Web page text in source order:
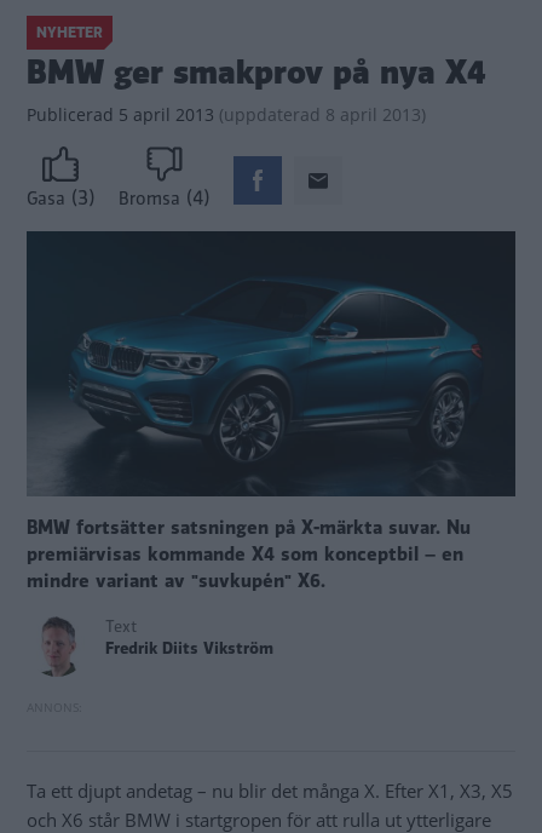
NYHETER
BMW ger smakprov på nya X4
Publicerad 5 april 2013 (uppdaterad 8 april 2013)
Gasa (3) Bromsa (4)
BMW fortsätter satsningen på X-märkta suvar. Nu
premiärvisas kommande X4 som konceptbil – en
mindre variant av "suvkupén" X6.
Text
Fredrik Diits Vikström
Ta ett djupt andetag – nu blir det många X. Efter X1, X3, X5
och X6 står BMW i startgropen för att rulla ut ytterligare